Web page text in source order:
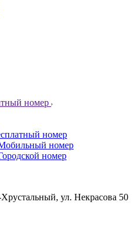
номер
номер
номер
номер
Хрустальный, ул. Некрасова 50